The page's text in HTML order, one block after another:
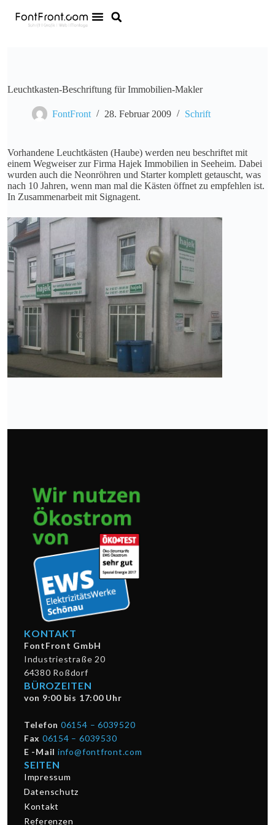
Leuchtkasten-Beschriftung für Immobilien-Makler
FontFront 28. Februar 2009 Schrift
Vorhandene Leuchtkästen (Haube) werden neu beschriftet mit
einem Wegweiser zur Firma Hajek Immobilien in Seeheim. Dabei
wurden auch die Neonröhren und Starter komplett getauscht, was
nach 10 Jahren, wenn man mal die Kästen öffnet zu empfehlen ist.
In Zusammenarbeit mit Signagent.
KONTAKT
FontFront GmbH
Industriestraße 20
64380 Roßdorf
BÜROZEITEN
von 9:00 bis 17:00 Uhr
Telefon 06154 – 6039520
Fax 06154 – 6039530
E -Mail info@fontfront.com
SEITEN
Impressum
Datenschutz
Kontakt
Referenzen